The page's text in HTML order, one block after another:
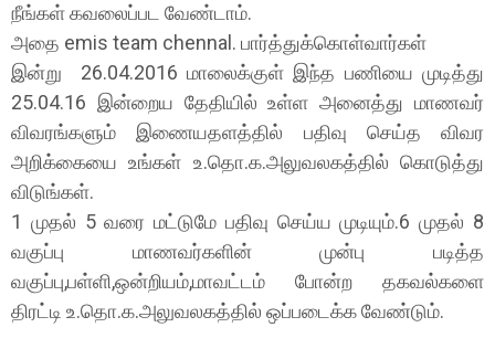
நீங்கள் கவலைப்பட வேண்டாம்.
அதை emis team chennal. பார்த்துக்கொள்வார்கள்
இன்று 26.04.2016 மாலைக்குள் இந்த பணியை முடித்து
25.04.16 இன்றைய தேதியில் உள்ள அனைத்து மாணவர்
விவரங்களும் இணையதளத்தில் பதிவு செய்த விவர
அறிக்கையை உங்கள் உ.தொ.க.அலுவலகத்தில் கொடுத்து
விடுங்கள்.
1 முதல் 5 வரை மட்டுமே பதிவு செய்ய முடியும்.6 முதல் 8
வகுப்பு மாணவர்களின் முன்பு படித்த
வகுப்பு,பள்ளி,ஒன்றியம்,மாவட்டம் போன்ற தகவல்களை
திரட்டி உ.தொ.க.அலுவலகத்தில் ஒப்படைக்க வேண்டும்.